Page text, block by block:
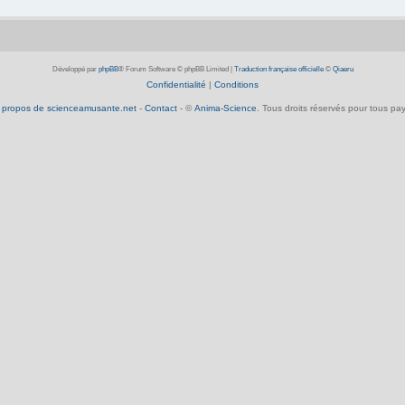
Développé par phpBB® Forum Software © phpBB Limited Traduction française officielle© Qiaeru
Confidentialité | Conditions
propos de scienceamusante.net- Contact- © Anima-Science . Tous droits réservés pour tous